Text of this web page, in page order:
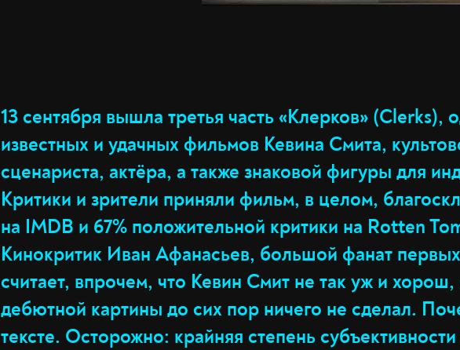
13 сентября вышла третья часть «Клерков» (Clerks),
известных и удачных фильмов Кевина Смита,
сценариста, актёра, а также знаковой фигуры для
Критики и зрители приняли фильм, в целом,
на IMDB и 67% положительной критики на Rotten
Кинокритик Иван Афанасьев, большой фанат
считает, впрочем, что Кевин Смит не так уж и
дебютной картины до сих пор ничего не сделал.
тексте. Осторожно: крайняя степень